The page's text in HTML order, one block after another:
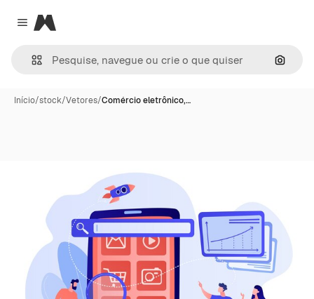
Close menu
Magnific
Início/stock/Vetores/Comércio eletrônico,…